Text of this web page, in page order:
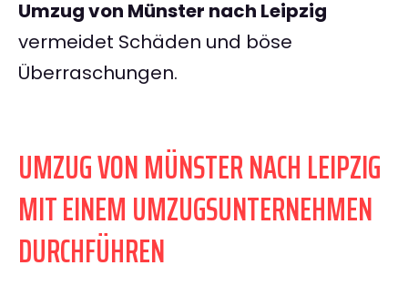
Umzug von Münster nach Leipzig
vermeidet Schäden und böse
Überraschungen.
UMZUG VON MÜNSTER NACH LEIPZIG
MIT EINEM UMZUGSUNTERNEHMEN
DURCHFÜHREN